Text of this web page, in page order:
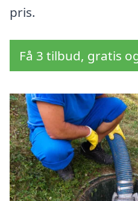
pris.
Få 3 tilbud, gratis